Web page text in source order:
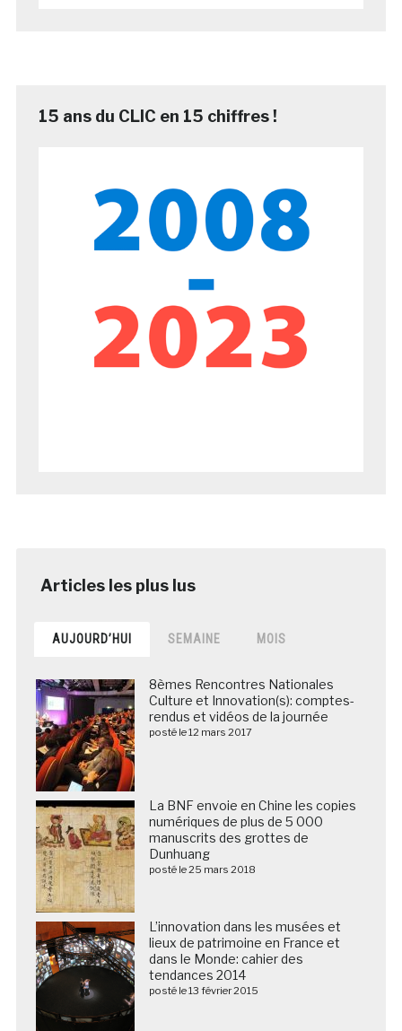
15 ans du CLIC en 15 chiffres !
AUJOURD’HUI SEMAINE MOIS
8èmes Rencontres Nationales
Culture et Innovation(s): comptes-
rendus et vidéos de la journée
posté le 12 mars 2017
La BNF envoie en Chine les copies
numériques de plus de 5 000
manuscrits des grottes de
Dunhuang
posté le 25 mars 2018
L’innovation dans les musées et
lieux de patrimoine en France et
dans le Monde: cahier des
tendances 2014
posté le 13 février 2015